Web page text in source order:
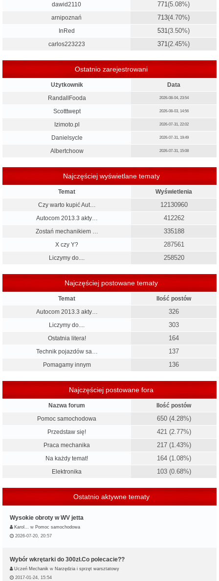
dawid2110 771(5.08%)
arnipoznań 713(4.70%)
InRed 531(3.50%)
carlos223223 371(2.45%)
Ostatnio zarejestrowani
Użytkownik
Data
RandallFooda
2026-08-04, 23:54
Scotttwept 2026-08-03, 14:56
Izimoto.pl 2026-07-31, 22:02
Danielsycle 2026-07-31, 19:49
Albertchoow 2026-07-31, 15:08
Najczęściej wyświetlane tematy
Temat
Wyświetlenia
Czy warto kupić Aut…
12130960
Autocom 2013.3 akty… 412262
Zostań mechanikiem … 335188
X czy Y? 287561
Liczymy do.... 258520
Najczęściej postowane tematy
Temat
Ilość postów
Autocom 2013.3 akty…
326
Liczymy do.... 303
Ostatnia litera! 164
Technik pojazdów sa… 137
Pomagamy innym 136
Najczęściej postowane fora
Nazwa forum
Ilość postów
Pomoc samochodowa
650 (4.28%)
Przedstaw się! 421 (2.77%)
Praca mechanika 217 (1.43%)
Na każdy temat! 164 (1.08%)
Elektronika 103 (0.68%)
Ostatnio aktywne tematy
Wysokie obroty w WV jetta
Karol… w Pomoc samochodowa
2026-07-20, 20:57
Wybór wkrętarki do 300zł.Co polecacie??
Uczeń Mechanik w Narzędzia i sprzęt warsztatowy
2017-01-24, 15:54